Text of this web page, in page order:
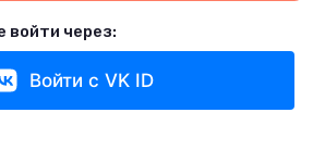
через:
Войти с VK ID